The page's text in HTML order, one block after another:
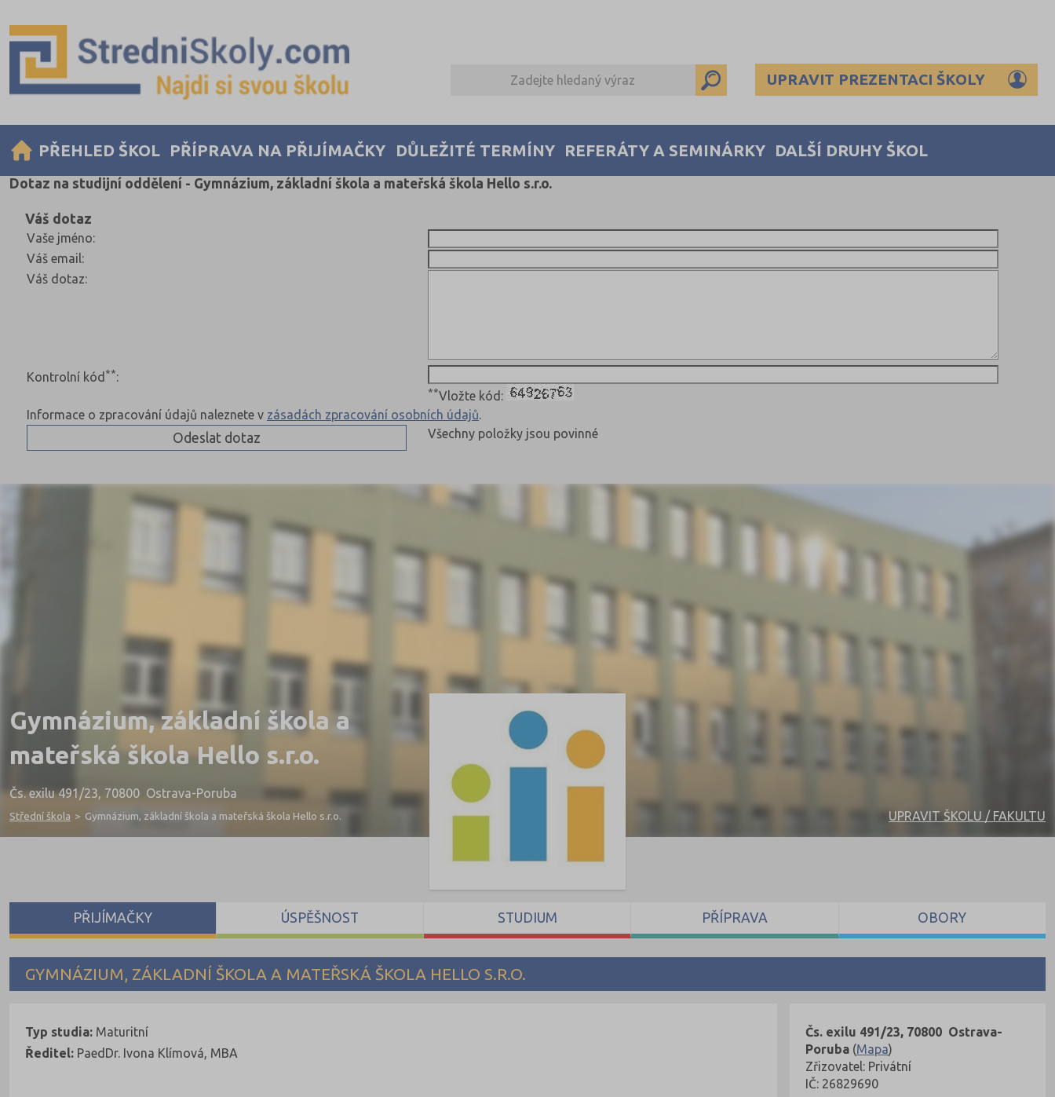
UPRAVIT PREZENTACI ŠKOLY
PŘEHLED ŠKOL PŘÍPRAVA NA PŘIJÍMAČKY DŮLEŽITÉ TERMÍNY REFERÁTY A SEMINÁRKY DALŠÍ DRUHY ŠKOL
Dotaz na studijní oddělení - Gymnázium, základní škola a mateřská škola Hello s.r.o.
Váš dotaz
Vaše jméno:
Váš email:
Váš dotaz:
Kontrolní kód **:
**Vložte kód:
Informace o zpracování údajů naleznete v zásadách zpracování osobních údajů.
Všechny položky jsou povinné
Gymnázium, základní škola a
mateřská škola Hello s.r.o.
Čs. exilu 491/23, 70800 Ostrava-Poruba
Střední škola > Gymnázium, základní škola a mateřská škola Hello s.r.o. UPRAVIT ŠKOLU / FAKULTU
GYMNÁZIUM, ZÁKLADNÍ ŠKOLA A MATEŘSKÁ ŠKOLA HELLO S.R.O.
Čs. exilu 491/23, 70800 Ostrava-
Poruba (Mapa)
Zřizovatel: Privátní
IČ: 26829690
Typ studia: Maturitní
Ředitel: PaedDr. Ivona Klímová, MBA
PŘIJÍMAČKY ÚSPĚŠNOST STUDIUM PŘÍPRAVA OBORY